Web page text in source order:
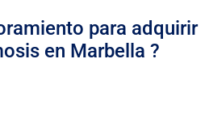
para adquirir
en Marbella ?